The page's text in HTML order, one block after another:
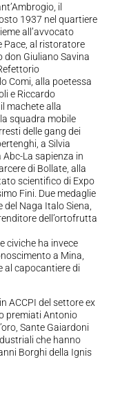
il
1937 nel quartiere
all’avvocato
Pace, al ristoratore
don Giuliano Savina
Comi, alla poetessa
e Riccardo
machete alla
squadra mobile
delle gang dei
a Silvia
La sapienza in
di Bollate, alla
scientifico di Expo
Fini. Due medaglie
Naga Italo Siena,
dell’ortofrutta
civiche ha invece
a Mina,
al capocantiere di
ACCPI del settore ex
premiati Antonio
Sante Gaiardoni
che hanno
Borghi della Ignis